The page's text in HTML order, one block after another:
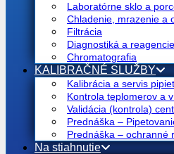
Laboratórne sklo a
Chladenie, mrazenie a
Filtrácia
Diagnostiká a reagencie
Chromatografia
KALIBRAČNÉ SLUŽBY
Kalibrácia a servis
Kontrola teplomerov a
Validácia (kontrola)
Prednáška –
Prednáška – ochranné
Na stiahnutie